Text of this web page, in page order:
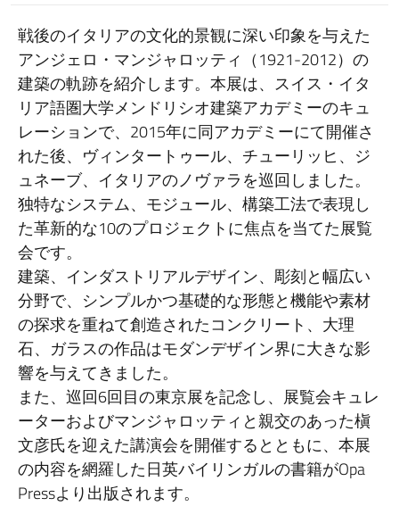
戦後のイタリアの文化的景観に深い印象を与えた
アンジェロ・マンジャロッティ（1921-2012）の
建築の軌跡を紹介します。本展は、スイス・イタ
リア語圏大学メンドリシオ建築アカデミーのキュ
レーションで、2015年に同アカデミーにて開催さ
れた後、ヴィンタートゥール、チューリッヒ、ジ
ュネーブ、イタリアのノヴァラを巡回しました。
独特なシステム、モジュール、構築工法で表現し
た革新的な10のプロジェクトに焦点を当てた展覧
会です。
建築、インダストリアルデザイン、彫刻と幅広い
分野で、シンプルかつ基礎的な形態と機能や素材
の探求を重ねて創造されたコンクリート、大理
石、ガラスの作品はモダンデザイン界に大きな影
響を与えてきました。
また、巡回6回目の東京展を記念し、展覧会キュレ
ーターおよびマンジャロッティと親交のあった槇
文彦氏を迎えた講演会を開催するとともに、本展
の内容を網羅した日英バイリンガルの書籍がOpa
Pressより出版されます。